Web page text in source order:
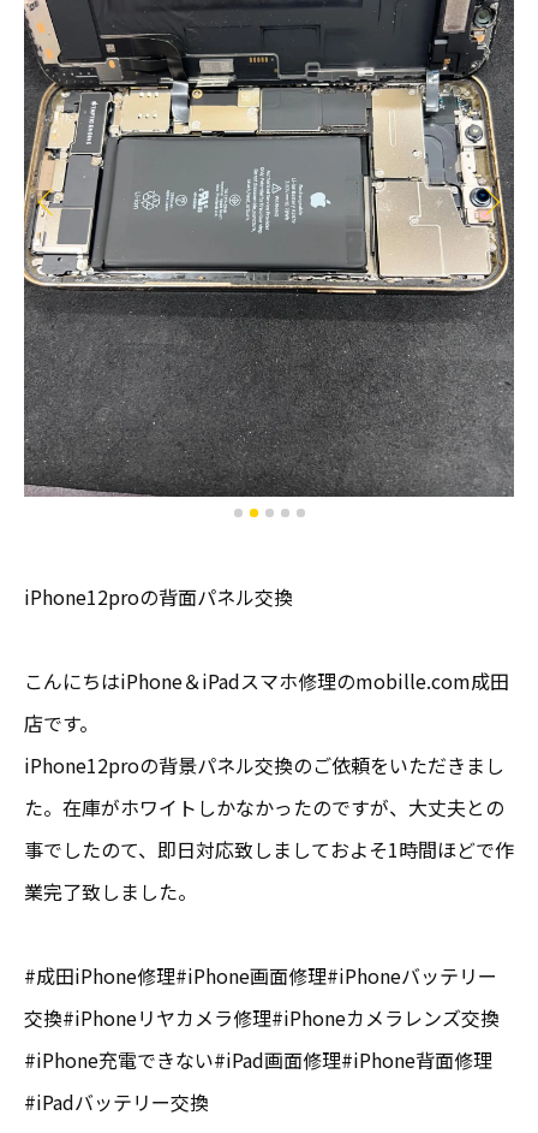
iPhone12proの背面パネル交換
こんにちはiPhone＆iPadスマホ修理のmobille.com成田
店です。
iPhone12proの背景パネル交換のご依頼をいただきまし
た。在庫がホワイトしかなかったのですが、大丈夫との
事でしたのて、即日対応致しましておよそ1時間ほどで作
業完了致しました。
#成田iPhone修理#iPhone画面修理#iPhoneバッテリー
交換#iPhoneリヤカメラ修理#iPhoneカメラレンズ交換
#iPhone充電できない#iPad画面修理#iPhone背面修理
#iPadバッテリー交換